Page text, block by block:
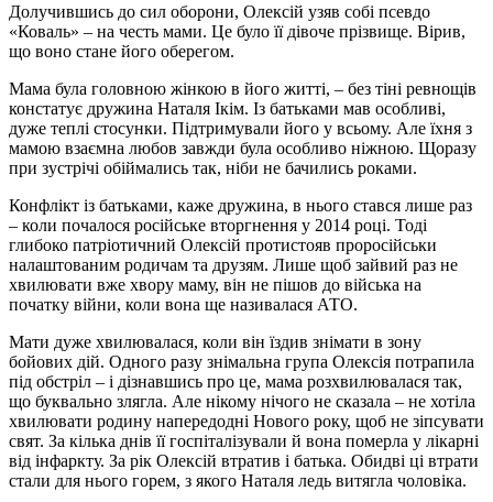
Долучившись до сил оборони, Олексій узяв собі псевдо
«Коваль» – на честь мами. Це було її дівоче прізвище. Вірив,
що воно стане його оберегом.
Мама була головною жінкою в його житті, – без тіні ревнощів
констатує дружина Наталя Ікім. Із батьками мав особливі,
дуже теплі стосунки. Підтримували його у всьому. Але їхня з
мамою взаємна любов завжди була особливо ніжною. Щоразу
при зустрічі обіймались так, ніби не бачились роками.
Конфлікт із батьками, каже дружина, в нього стався лише раз
– коли почалося російське вторгнення у 2014 році. Тоді
глибоко патріотичний Олексій протистояв проросійськи
налаштованим родичам та друзям. Лише щоб зайвий раз не
хвилювати вже хвору маму, він не пішов до війська на
початку війни, коли вона ще називалася АТО.
Мати дуже хвилювалася, коли він їздив знімати в зону
бойових дій. Одного разу знімальна група Олексія потрапила
під обстріл – і дізнавшись про це, мама розхвилювалася так,
що буквально злягла. Але нікому нічого не сказала – не хотіла
хвилювати родину напередодні Нового року, щоб не зіпсувати
свят. За кілька днів її госпіталізували й вона померла у лікарні
від інфаркту. За рік Олексій втратив і батька. Обидві ці втрати
стали для нього горем, з якого Наталя ледь витягла чоловіка.